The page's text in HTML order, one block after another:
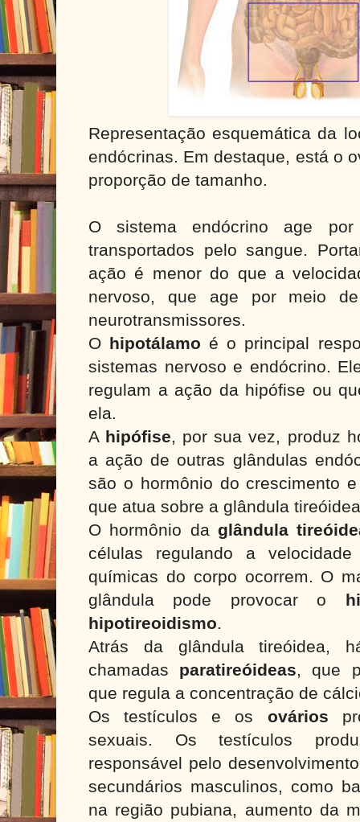
Representação esquemática da
endócrinas. Em destaque, está o
proporção de tamanho.
O sistema endócrino age
transportados pelo sangue.
ação é menor do que a
nervoso, que age por meio
neurotransmissores.
O hipotálamo é o principal
sistemas nervoso e endócrino.
regulam a ação da hipófise ou
ela.
A hipófise, por sua vez, produz
a ação de outras glândulas
são o hormônio do crescimento
que atua sobre a glândula
O hormônio daglândula
células regulando a
químicas do corpo ocorrem. O
glândula pode provocar o
hipotireoidismo.
Atrás da glândula tireóidea,
chamadas paratireóideas, que
que regula a concentração de
Os testículos e os ovários
sexuais. Os testículos
responsável pelo
secundários masculinos, como
na região pubiana, aumento da